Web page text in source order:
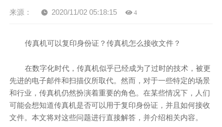
来源： 2020/11/02 05:18:15 4
传真机可以复印身份证？传真机怎么接收文件？
在数字化时代，传真机似乎已经成为了过时的技术，被更
先进的电子邮件和扫描仪所取代。然而，对于一些特定的场景
和行业，传真机仍然扮演着重要的角色。在某些情况下，人们
可能会想知道传真机是否可以用于复印身份证，并且如何接收
文件。本文将对这些问题进行直接解答，并介绍相关内容。